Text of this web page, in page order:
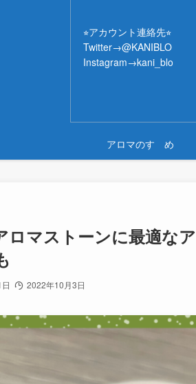
アロマのすゝめ
⭐︎アカウント連絡先⭐︎
Twitter→@KANIBLO
Instagram→kani_blo
ロマストーンに最適な
2022年10月3日